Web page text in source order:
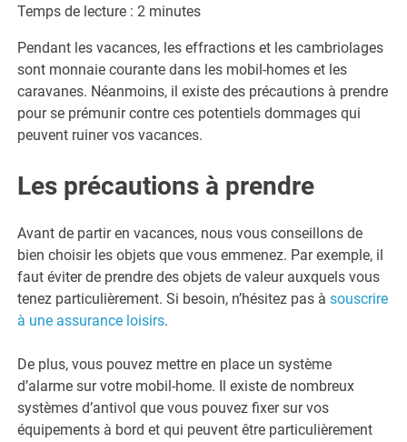
Temps de lecture : 2 minutes
Pendant les vacances, les effractions et les cambriolages
sont monnaie courante dans les mobil-homes et les
caravanes. Néanmoins, il existe des précautions à prendre
pour se prémunir contre ces potentiels dommages qui
peuvent ruiner vos vacances.
Les précautions à prendre
Avant de partir en vacances, nous vous conseillons de
bien choisir les objets que vous emmenez. Par exemple, il
faut éviter de prendre des objets de valeur auxquels vous
tenez particulièrement. Si besoin, n’hésitez pas àsouscrire
à une assurance loisirs.
De plus, vous pouvez mettre en place un système
d’alarme sur votre mobil-home. Il existe de nombreux
systèmes d’antivol que vous pouvez fixer sur vos
équipements à bord et qui peuvent être particulièrement